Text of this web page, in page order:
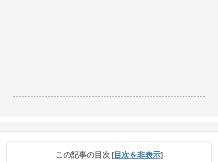
------------------------------------------------------------------
この記事の目次 [目次を非表示]